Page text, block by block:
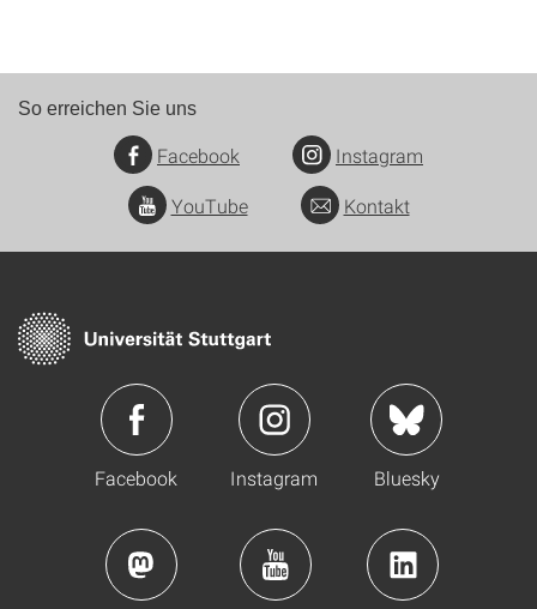
So erreichen Sie uns
Facebook
Instagram
YouTube
Kontakt
Facebook Instagram Bluesky